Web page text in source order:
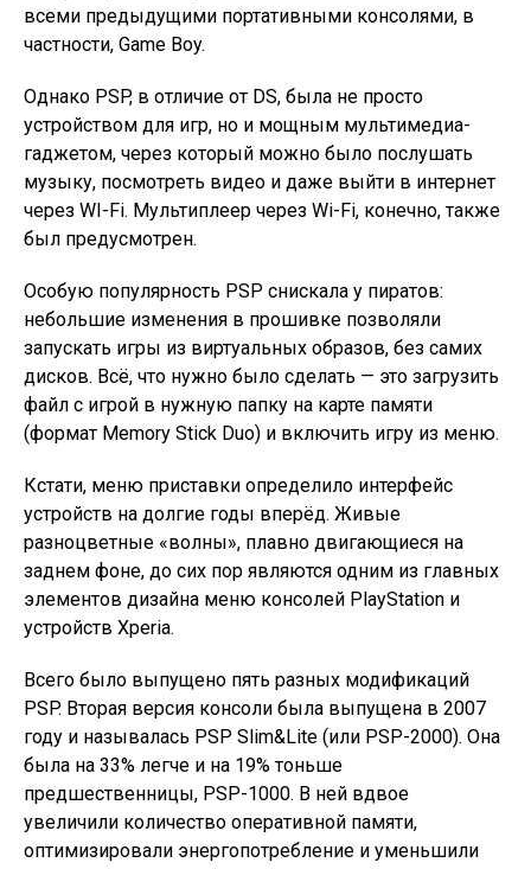
всеми предыдущими портативными консолями, в
частности, Game Boy.
Однако PSP, в отличие от DS, была не просто
устройством для игр, но и мощным мультимедиа-
гаджетом, через который можно было послушать
музыку, посмотреть видео и даже выйти в интернет
через WI-Fi. Мультиплеер через Wi-Fi, конечно, также
был предусмотрен.
Особую популярность PSP снискала у пиратов:
небольшие изменения в прошивке позволяли
запускать игры из виртуальных образов, без самих
дисков. Всё, что нужно было сделать — это загрузить
файл с игрой в нужную папку на карте памяти
(формат Memory Stick Duo) и включить игру из меню.
Кстати, меню приставки определило интерфейс
устройств на долгие годы вперёд. Живые
разноцветные «волны», плавно двигающиеся на
заднем фоне, до сих пор являются одним из главных
элементов дизайна меню консолей PlayStation и
устройств Xperia.
Всего было выпущено пять разных модификаций
PSP. Вторая версия консоли была выпущена в 2007
году и называлась PSP Slim&Lite (или PSP-2000). Она
была на 33% легче и на 19% тоньше
предшественницы, PSP-1000. В ней вдвое
увеличили количество оперативной памяти,
оптимизировали энергопотребление и уменьшили